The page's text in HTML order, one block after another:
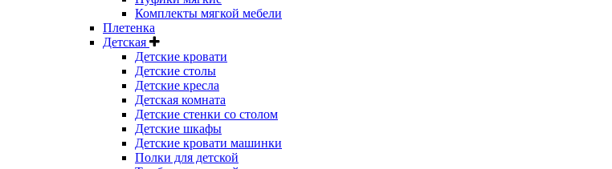
Комплекты мягкой мебели
Плетенка
Детская
Детские кровати
Детские столы
Детские кресла
Детская комната
Детские стенки со столом
Детские шкафы
Детские кровати машинки
Полки для детской